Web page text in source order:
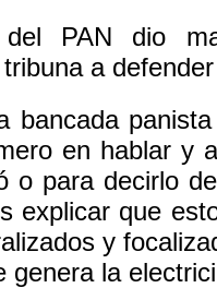
PAN dio
a
bancada
en hablar y
o para decirlo
explicar que
y
genera la